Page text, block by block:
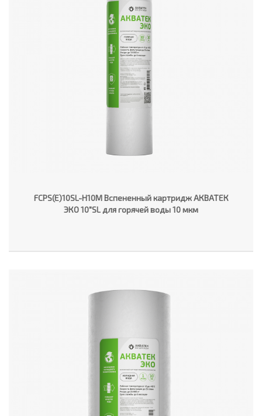
FCPS(E)10SL-H10M Вспененный картридж АКВАТЕК
ЭКО 10"SL для горячей воды 10 мкм